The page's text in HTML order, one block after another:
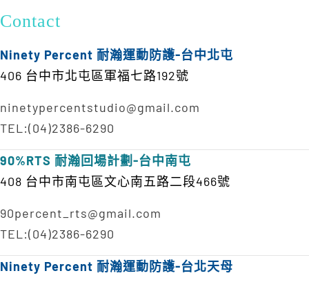
Contact
Ninety Percent 耐瀚運動防護-台中北屯
406 台中市北屯區軍福七路192號
ninetypercentstudio@gmail.com
TEL:(04)2386-6290
90%RTS 耐瀚回場計劃-台中南屯
408 台中市南屯區文心南五路二段466號
90percent_rts@gmail.com
TEL:(04)2386-6290
Ninety Percent 耐瀚運動防護-台北天母